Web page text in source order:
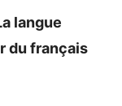
langue
du français